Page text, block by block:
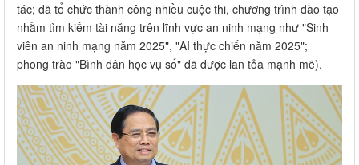
tác; đã tổ chức thành công nhiều cuộc thi, chương trình đào tạo
nhằm tìm kiếm tài năng trên lĩnh vực an ninh mạng như "Sinh
viên an ninh mạng năm 2025", "AI thực chiến năm 2025";
phong trào "Bình dân học vụ số" đã được lan tỏa mạnh mẽ).